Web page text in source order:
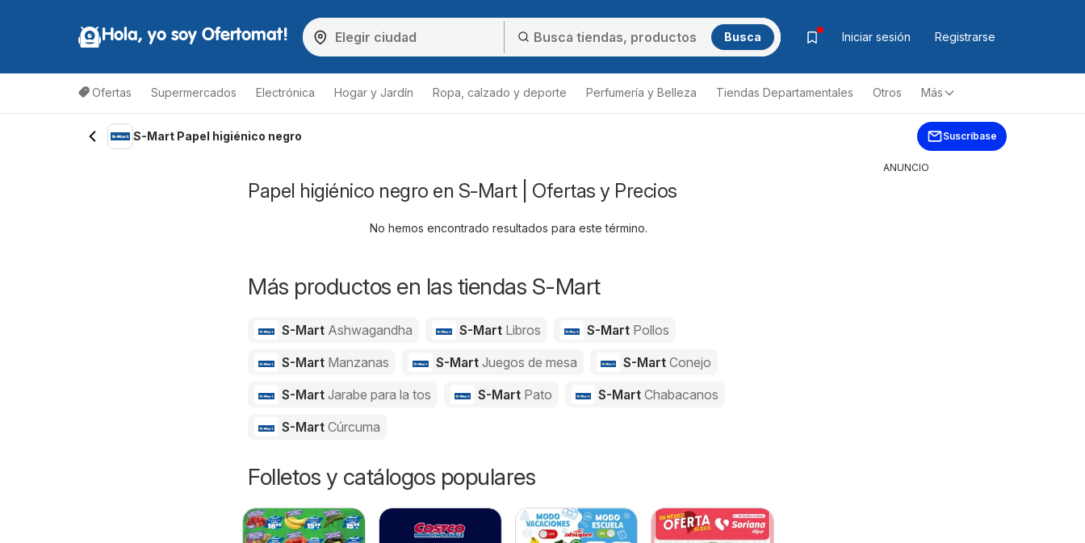
Hola, yo soy Ofertomat! Busca Iniciar sesión Registrarse
Ofertas Supermercados Electrónica Hogar y Jardín Ropa, calzado y deporte Perfumería y Belleza Tiendas Departamentales Otros Más
S-Mart Papel higiénico negro Suscríbase
Papel higiénico negro en S-Mart | Ofertas y Precios
No hemos encontrado resultados para este término.
Más productos en las tiendas S-Mart
S-Mart Ashwagandha S-Mart Libros S-Mart Pollos
S-Mart Manzanas S-Mart Juegos de mesa S-MartConejo
S-Mart Jarabe para la tos S-Mart Pato S-MartChabacanos
S-Mart Cúrcuma
Folletos y catálogos populares
ANUNCIO